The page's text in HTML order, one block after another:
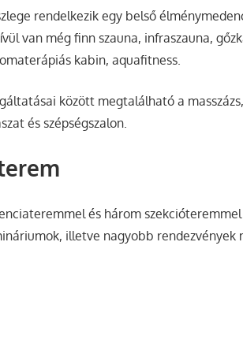
rendelkezik egy belső
van még finn szauna, infraszauna,
kabin, aquafitness.
között megtalálható a
és szépségszalon.
és három
illetve nagyobb rendezvények